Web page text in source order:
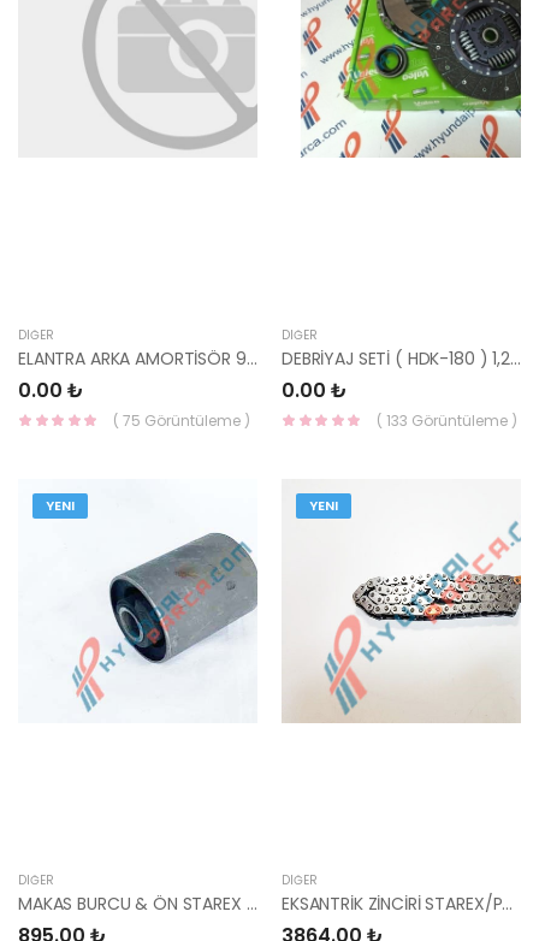
DIĞER
ELANTRA ARKA AMORTİSÖR 96-00 SAĞ 333207-
0.00 ₺
( 75 Görüntüleme )
DIĞER
DEBRİYAJ SETİ ( HDK-180 ) 1,2 HYUNDAİ İ20 / İ10 06->-
0.00 ₺
( 133 Görüntüleme )
YENI
DIĞER
MAKAS BURCU & ÖN STAREX 55118-4A501-KORE
895.00 ₺
YENI
DIĞER
EKSANTRİK ZİNCİRİ STAREX/PORTER/H1 08-/SORENTO CRDİ KÜÇÜK 23351-4A020-HMC
3864.00 ₺